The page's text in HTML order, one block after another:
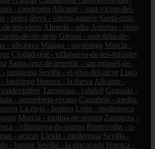
- capdepera Alicante - sant-vicent-del-
- potes álava - vitoria-gasteiz Santa-cruz-
de-los-vinos Almería - adra Asturias - siero
de-río-tirón Girona - sant-feliu-de-
- alboraya Málaga - sayalonga Murcia -
Ciudad-real - villanueva-de-los-infantes
Santa-cruz-de-tenerife - san-miguel-de-
- tarragona Sevilla - el-viso-del-alcor Lugo
- lantziego Huesca - la-fueva Alicante -
Tarragona - calafell Granada -
- amorebieta-etxano Cantabria - medio-
La-rioja - lardero León - molinaseca
Murcia - molina-de-segura Zaragoza -
- villanueva-de-sigena Pontevedra - o-
- arucas Lleida - mollerussa Sevilla -
- bargas Sevilla - la-rinconada Huesca -